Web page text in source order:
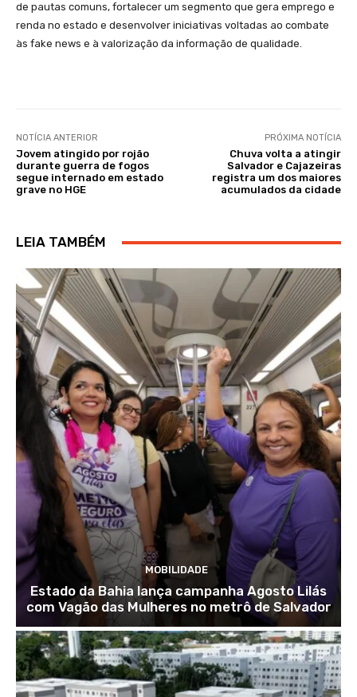
de pautas comuns, fortalecer um segmento que gera emprego e
renda no estado e desenvolver iniciativas voltadas ao combate
às fake news e à valorização da informação de qualidade.
NOTÍCIA ANTERIOR
Jovem atingido por rojão
durante guerra de fogos
segue internado em estado
grave no HGE
PRÓXIMA NOTÍCIA
Chuva volta a atingir
Salvador e Cajazeiras
registra um dos maiores
acumulados da cidade
LEIA TAMBÉM
MOBILIDADE
Estado da Bahia lança campanha Agosto Lilás
com Vagão das Mulheres no metrô de Salvador